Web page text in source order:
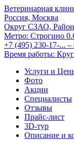
Ветеринарная
Россия, Москва
Округ СЗАО,
Метро: Строгино
+7 (495) 230-17-... –
Время работы:
Услуги и
Фото
Акции
Специалисты
Отзывы
Прайс-лист
3D-тур
Описание и